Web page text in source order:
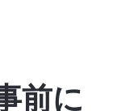
前に